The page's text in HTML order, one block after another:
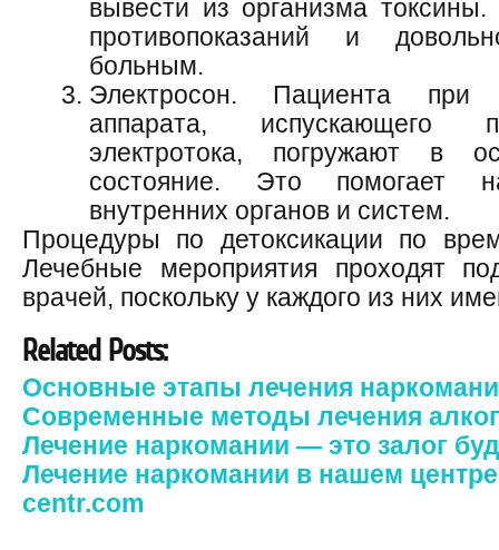
вывести из организма
противопоказаний и
больным.
Электросон. Пациента при
аппарата, испускающего
электротока, погружают в
состояние. Это помогает
внутренних органов и систем.
Процедуры по детоксикации по
Лечебные мероприятия проходят
врачей, поскольку у каждого из них
Related Posts:
Основные этапы лечения
Современные методы лечения
Лечение наркомании — это залог
Лечение наркомании в нашем
centr.com